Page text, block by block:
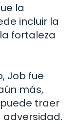
la
incluir la
fortaleza
Job fue
más,
traer
adversidad.